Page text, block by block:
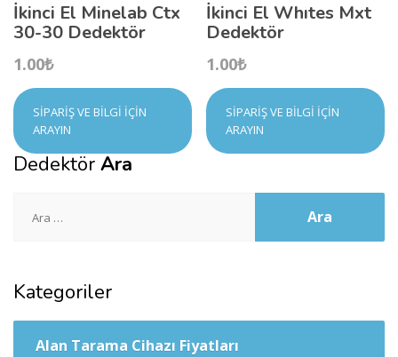
İkinci El Minelab Ctx
30-30 Dedektör
1.00₺
SIPARIŞ VE BILGI İÇIN
ARAYIN
İkinci El Whıtes Mxt
Dedektör
1.00₺
SIPARIŞ VE BILGI İÇIN
ARAYIN
Dedektör Ara
Kategoriler
Alan Tarama Cihazı Fiyatları